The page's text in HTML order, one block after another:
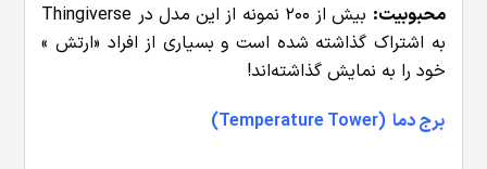
محبوبیت:
بیش از 200 نمونه از این مدل در Thingiverse
به اشتراک گذاشته شده است و بسیاری از افراد «ارتش »
خود را به نمایش گذاشته‌اند!
برج دما (Temperature Tower)